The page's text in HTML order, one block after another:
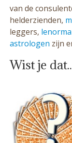
van de
helderzienden,
leggers,
astrologen zijn
Wist je